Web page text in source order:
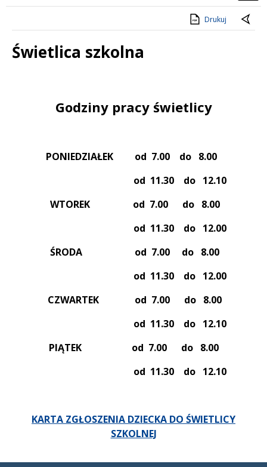
Drukuj
Świetlica szkolna
Godziny pracy świetlicy
PONIEDZIAŁEK od 7.00 do 8.00
od 11.30 do 12.10
WTOREK od 7.00 do 8.00
od 11.30 do 12.00
ŚRODA od 7.00 do 8.00
od 11.30 do 12.00
CZWARTEK od 7.00 do 8.00
od 11.30 do 12.10
PIĄTEK
od 7.00 do 8.00
od 11.30 do 12.10
KARTA ZGŁOSZENIA DZIECKA DO ŚWIETLICY
SZKOLNEJ